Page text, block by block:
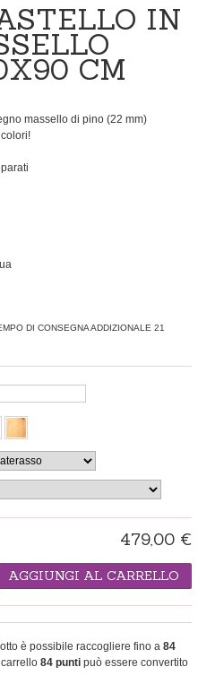
IN
CM
massello di pino (22 mm)
DI CONSEGNA ADDIZIONALE 21
479,00 €
AGGIUNGI AL CARRELLO
è possibile raccogliere fino a 84
84 punti può essere convertito